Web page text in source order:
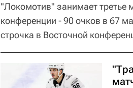
"Локомотив" занимает третье
конференции - 90 очков в 67
строчка в Восточной